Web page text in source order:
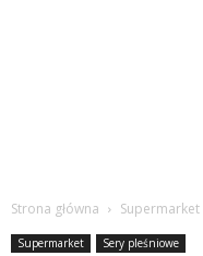
Strona główna Supermarket
Supermarket Sery pleśniowe